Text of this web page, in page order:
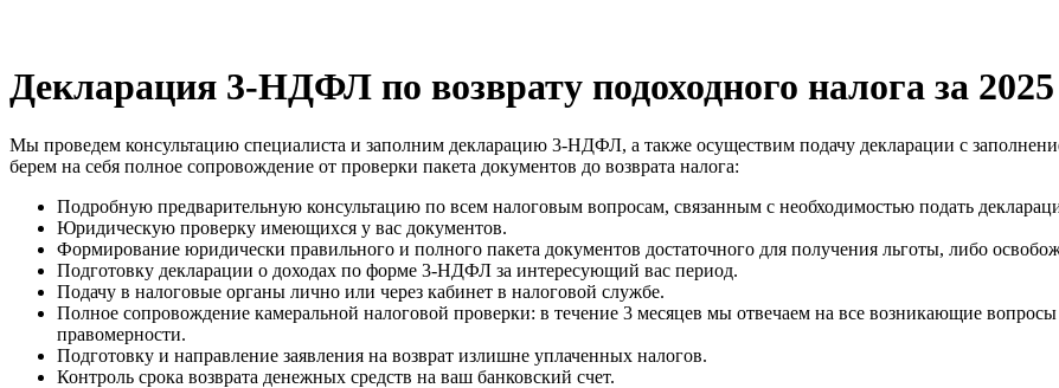
Декларация 3-НДФЛ по возврату подоходного налога за 2025
Мы проведем консультацию специалиста и заполним декларацию 3-НДФЛ, а также осуществим подачу декларации с
берем на себя полное сопровождение от проверки пакета документов до возврата налога:
Подробную предварительную консультацию по всем налоговым вопросам, связанным с необходимостью подать
Юридическую проверку имеющихся у вас документов.
Формирование юридически правильного и полного пакета документов достаточного для получения льготы, либо
Подготовку декларации о доходах по форме 3-НДФЛ за интересующий вас период.
Подачу в налоговые органы лично или через кабинет в налоговой службе.
Полное сопровождение камеральной налоговой проверки: в течение 3 месяцев мы отвечаем на все возникающие
правомерности.
Подготовку и направление заявления на возврат излишне уплаченных налогов.
Контроль срока возврата денежных средств на ваш банковский счет.